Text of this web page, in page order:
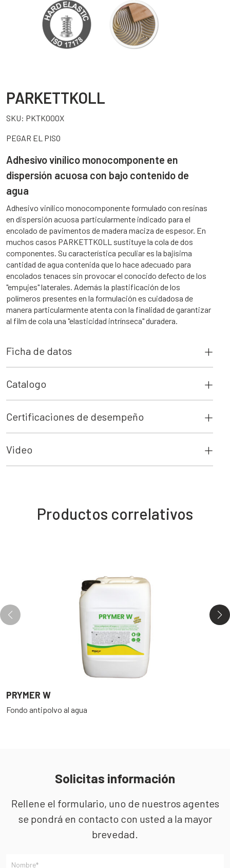
PARKETTKOLL
SKU: PKTK000X
PEGAR EL PISO
Adhesivo vinílico monocomponente en
dispersión acuosa con bajo contenido de
agua
Adhesivo vinílico monocomponente formulado con resinas
en dispersión acuosa particularmente indicado para el
encolado de pavimentos de madera maciza de espesor. En
muchos casos PARKETTKOLL sustituye la cola de dos
componentes. Su característica peculiar es la bajísima
cantidad de agua contenida que lo hace adecuado para
encolados tenaces sin provocar el conocido defecto de los
"empujes" laterales. Además la plastificación de los
polímeros presentes en la formulación es cuidadosa de
manera particularmente atenta con la finalidad de garantizar
al film de cola una "elasticidad intrínseca" duradera.
Ficha de datos
Catalogo
Certificaciones de desempeño
Video
Productos correlativos
PRYMER W
Fondo antipolvo al agua
Solicitas información
Rellene el formulario, uno de nuestros agentes
se pondrá en contacto con usted a la mayor
brevedad.